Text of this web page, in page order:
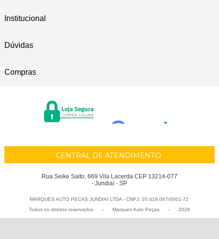
Institucional
Dúvidas
Compras
CENTRAL DE ATENDIMENTO
Rua Seike Saito, 669 Vila Lacerda CEP 13214-077
- Jundiaí - SP
MARQUES AUTO PECAS JUNDIAI LTDA - CNPJ: 20.419.067/0001-72
Todos os direitos reservados
- Marques Auto Peças - 2026